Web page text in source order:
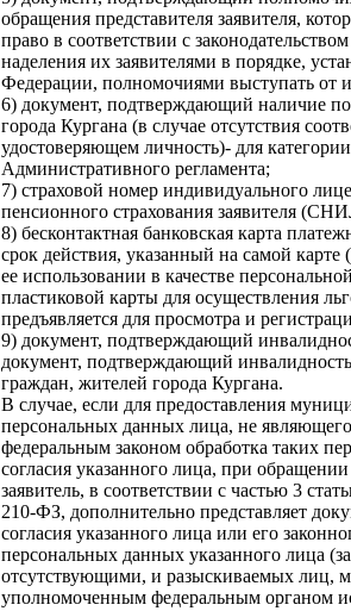
обращения представителя заявителя,
право в соответствии с
наделения их заявителями в порядке,
Федерации, полномочиями выступать от
6) документ, подтверждающий наличие
города Кургана (в случае отсутствия
удостоверяющем личность)- для
Административного регламента;
7) страховой номер индивидуального
пенсионного страхования заявителя
8) бесконтактная банковская карта
срок действия, указанный на самой
ее использовании в качестве
пластиковой карты для осуществления
предъявляется для просмотра и
9) документ, подтверждающий
документ, подтверждающий
граждан, жителей города Кургана.
В случае, если для предоставления
персональных данных лица, не
федеральным законом обработка таких
согласия указанного лица, при
заявитель, в соответствии с частью 3
210-ФЗ, дополнительно представляет
согласия указанного лица или его
персональных данных указанного лица
отсутствующими, и разыскиваемых лиц,
уполномоченным федеральным органом